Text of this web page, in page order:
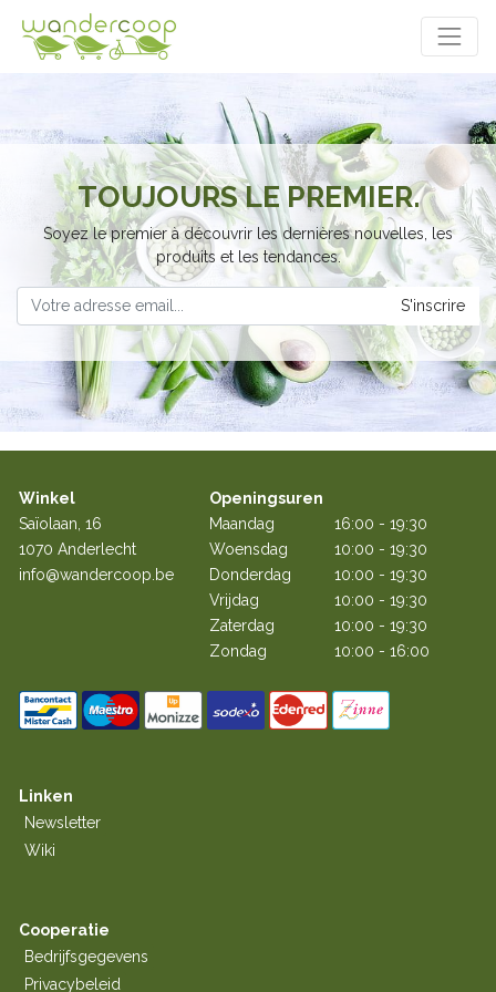
TOUJOURS LE PREMIER.
Soyez le premier à découvrir les dernières nouvelles, les
produits et les tendances.
S'inscrire
Winkel
Openingsuren
Saïolaan, 16
Maandag
16:00 - 19:30
1070 Anderlecht
Woensdag
10:00 - 19:30
info@wandercoop.be
Donderdag
10:00 - 19:30
Vrijdag
10:00 - 19:30
Zaterdag
10:00 - 19:30
Zondag
10:00 - 16:00
Linken
Newsletter
Wiki
Cooperatie
Bedrijfsgegevens
Privacybeleid